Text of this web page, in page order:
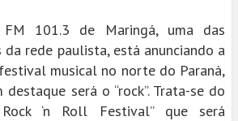
101.3 de Maringá, uma das
da rede paulista, está anunciando a
musical no norte do Paraná,
será o “rock”. Trata-se do
‘n Roll Festival” que será